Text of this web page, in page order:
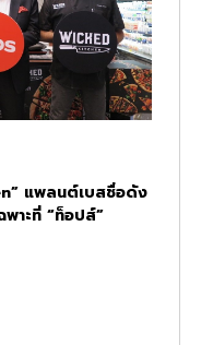
แพลนต์เบสชื่อดัง
พาะที่ “ท็อปส์”